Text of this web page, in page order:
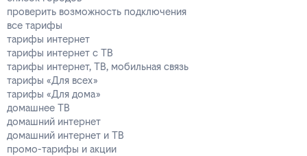
проверить возможность подключения
все тарифы
тарифы интернет
тарифы интернет с ТВ
тарифы интернет, ТВ, мобильная связь
тарифы «Для всех»
тарифы «Для дома»
домашнее ТВ
домашний интернет
домашний интернет и ТВ
промо-тарифы и акции